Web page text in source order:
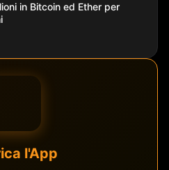
in Bitcoin ed Ether per
l'App